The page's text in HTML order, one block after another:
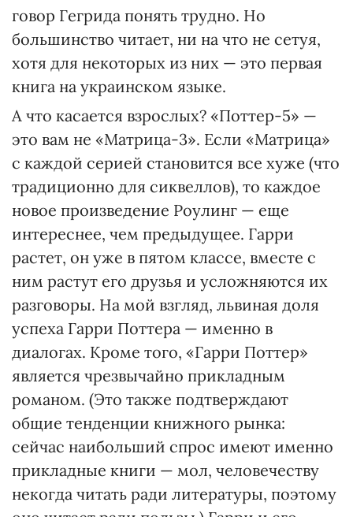
говор Гегрида понять трудно. Но
большинство читает, ни на что не сетуя,
хотя для некоторых из них — это первая
книга на украинском языке.
А что касается взрослых? «Поттер-5» —
это вам не «Матрица-3». Если «Матрица»
с каждой серией становится все хуже (что
традиционно для сиквеллов), то каждое
новое произведение Роулинг — еще
интереснее, чем предыдущее. Гарри
растет, он уже в пятом классе, вместе с
ним растут его друзья и усложняются их
разговоры. На мой взгляд, львиная доля
успеха Гарри Поттера — именно в
диалогах. Кроме того, «Гарри Поттер»
является чрезвычайно прикладным
романом. (Это также подтверждают
общие тенденции книжного рынка:
сейчас наибольший спрос имеют именно
прикладные книги — мол, человечеству
некогда читать ради литературы, поэтому